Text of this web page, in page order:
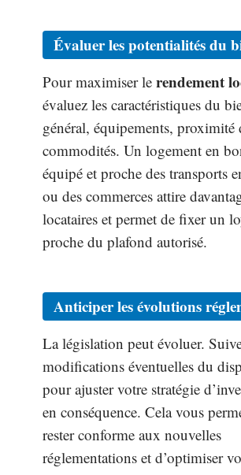
Évaluer les potentialités du
Pour maximiser le rendement
évaluez les caractéristiques du
général, équipements, proximité
commodités. Un logement en
équipé et proche des transports
ou des commerces attire
locataires et permet de fixer un
proche du plafond autorisé.
Anticiper les évolutions
La législation peut évoluer.
modifications éventuelles du
pour ajuster votre stratégie
en conséquence. Cela vous
rester conforme aux nouvelles
réglementations et d’optimiser